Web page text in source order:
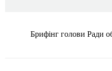
Брифінг голови Ради